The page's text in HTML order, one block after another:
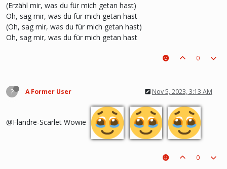
(Erzähl mir, was du für mich getan hast)
Oh, sag mir, was du für mich getan hast
(Oh, sag mir, was du für mich getan hast)
Oh, sag mir, was du für mich getan hast
0
? A Former User Nov 5, 2023, 3:13 AM
@Flandre-Scarlet Wowie
0